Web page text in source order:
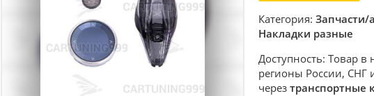
Категория: Запчасти/
Накладки разные
Доступность: Товар в
регионы России, СНГ
через транспортные